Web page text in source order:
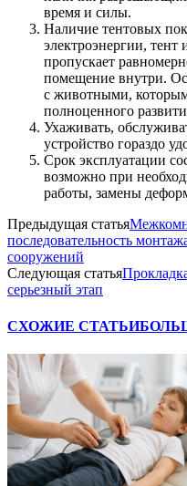
время и силы.
Наличие тентовых
электроэнергии, тент
пропускает
помещение внутри.
с животными,
полноценного
Ухаживать,
устройство гораздо
Срок эксплуатации
возможно при
работы, замены
Предыдущая статья
последовательность
сооружений
Следующая статья
серьезный этап
СХОЖИЕ СТАТЬИ